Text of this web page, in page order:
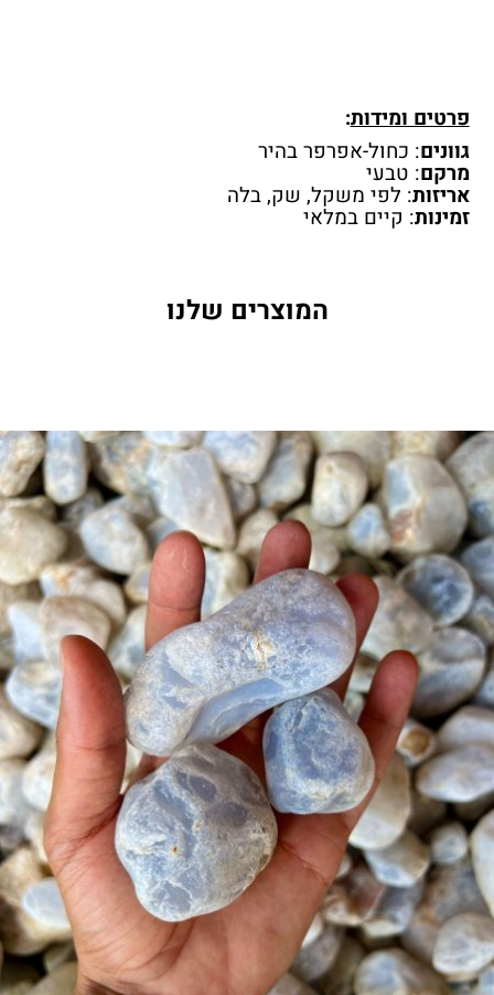
פרטים ומידות:
גוונים: כחול-אפרפר בהיר
מרקם: טבעי
אריזות: לפי משקל, שק, בלה
זמינות: קיים במלאי
המוצרים שלנו